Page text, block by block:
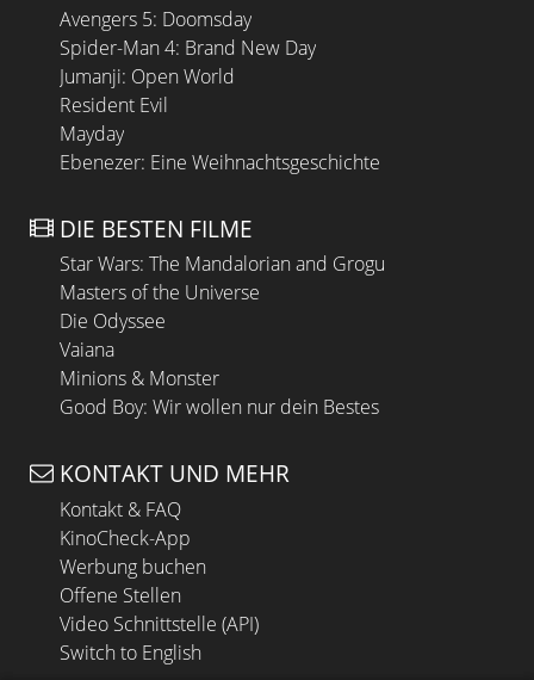
Avengers 5: Doomsday
Spider-Man 4: Brand New Day
Jumanji: Open World
Resident Evil
Mayday
Ebenezer: Eine Weihnachtsgeschichte
DIE BESTEN FILME
Star Wars: The Mandalorian and Grogu
Masters of the Universe
Die Odyssee
Vaiana
Minions & Monster
Good Boy: Wir wollen nur dein Bestes
KONTAKT UND MEHR
Kontakt & FAQ
KinoCheck-App
Werbung buchen
Offene Stellen
Video Schnittstelle (API)
Switch to English